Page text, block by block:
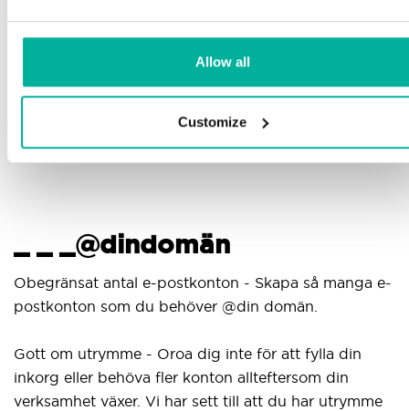
Allow all
Customize
Kunskapscenter med steg-för-stegguider och tips
för att se till att din e-post fungerar felfritt
_ _ _@dindomän
Obegränsat antal e-postkonton - Skapa så manga e-
postkonton som du behöver @din domän.
Gott om utrymme - Oroa dig inte för att fylla din
inkorg eller behöva fler konton allteftersom din
verksamhet växer. Vi har sett till att du har utrymme